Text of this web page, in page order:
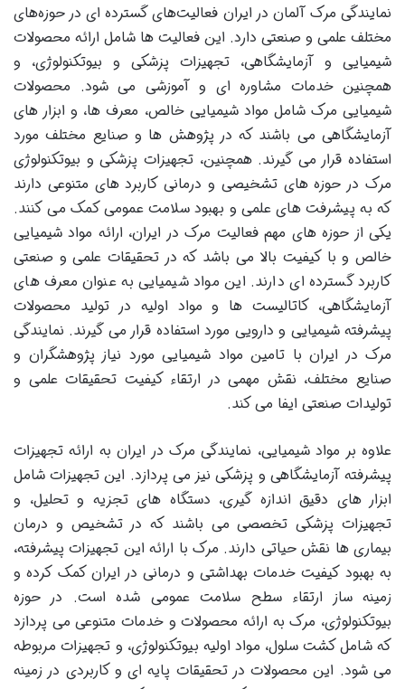
نمایندگی مرک آلمان در ایران فعالیت‌های گسترده ‌ای در حوزه‌های
مختلف علمی و صنعتی دارد. این فعالیت‌ ها شامل ارائه محصولات
شیمیایی و آزمایشگاهی، تجهیزات پزشکی و بیوتکنولوژی، و
همچنین خدمات مشاوره‌ ای و آموزشی می ‌شود. محصولات
شیمیایی مرک شامل مواد شیمیایی خالص، معرف‌ ها، و ابزار های
آزمایشگاهی می باشند که در پژوهش‌ ها و صنایع مختلف مورد
استفاده قرار می ‌گیرند. همچنین، تجهیزات پزشکی و بیوتکنولوژی
مرک در حوزه‌ های تشخیصی و درمانی کاربرد های متنوعی دارند
که به پیشرفت‌ های علمی و بهبود سلامت عمومی کمک می ‌کنند.
یکی از حوزه‌ های مهم فعالیت مرک در ایران، ارائه مواد شیمیایی
خالص و با کیفیت بالا می باشد که در تحقیقات علمی و صنعتی
کاربرد گسترده‌ ای دارند. این مواد شیمیایی به عنوان معرف‌ های
آزمایشگاهی، کاتالیست ‌ها و مواد اولیه در تولید محصولات
پیشرفته شیمیایی و دارویی مورد استفاده قرار می ‌گیرند. نمایندگی
مرک در ایران با تامین مواد شیمیایی مورد نیاز پژوهشگران و
صنایع مختلف، نقش مهمی در ارتقاء کیفیت تحقیقات علمی و
تولیدات صنعتی ایفا می‌ کند.
علاوه بر مواد شیمیایی، نمایندگی مرک در ایران به ارائه تجهیزات
پیشرفته آزمایشگاهی و پزشکی نیز می ‌پردازد. این تجهیزات شامل
ابزار های دقیق اندازه‌ گیری، دستگاه‌ های تجزیه و تحلیل، و
تجهیزات پزشکی تخصصی می باشند که در تشخیص و درمان
بیماری ‌ها نقش حیاتی دارند. مرک با ارائه این تجهیزات پیشرفته،
به بهبود کیفیت خدمات بهداشتی و درمانی در ایران کمک کرده و
زمینه‌ ساز ارتقاء سطح سلامت عمومی شده است. در حوزه
بیوتکنولوژی، مرک به ارائه محصولات و خدمات متنوعی می ‌پردازد
که شامل کشت سلول، مواد اولیه بیوتکنولوژی، و تجهیزات مربوطه
می ‌شود. این محصولات در تحقیقات پایه ‌ای و کاربردی در زمینه‌